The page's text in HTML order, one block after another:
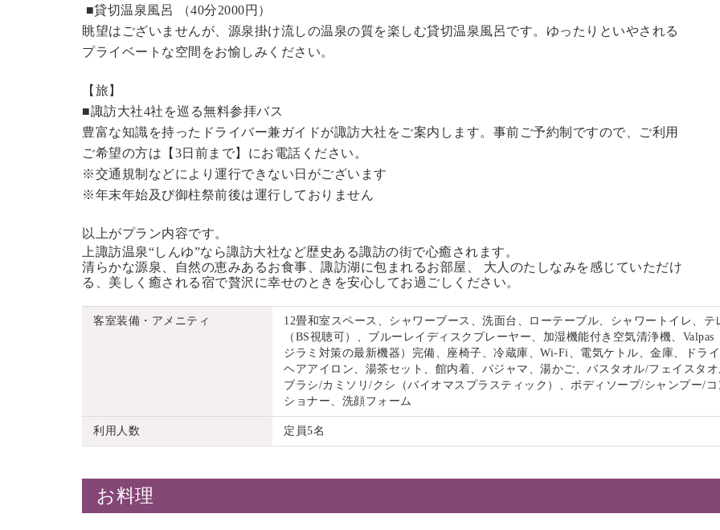
■貸切温泉風呂 （40分2000円）
眺望はございませんが、源泉掛け流しの温泉の質を楽しむ貸切温泉風呂です。ゆったりといやされる
プライベートな空間をお愉しみください。
【旅】
■諏訪大社4社を巡る無料参拝バス
豊富な知識を持ったドライバー兼ガイドが諏訪大社をご案内します。 事前ご予約制ですので、ご利用
ご希望の方は【3日前まで】にお電話ください。
※交通規制などにより運行できない日がございます
※年末年始及び御柱祭前後は運行しておりません
以上がプラン内容です。
上諏訪温泉“しんゆ”なら諏訪大社など歴史ある諏訪の街で心癒されます。
清らかな源泉、自然の恵みあるお食事、諏訪湖に包まれるお部屋、 大人のたしなみを感じていただけ
る、美しく癒される宿で贅沢に幸せのときを安心してお過ごしください。
客室装備・アメニティ
12畳和室スペース、シャワーブース、洗面台、ローテーブル、シャワートイレ、テ
（BS視聴可）、ブルーレイディスクプレーヤー、加湿機能付き空気清浄機、Valpas
ジラミ対策の最新機器）完備、座椅子、冷蔵庫、Wi-Fi、電気ケトル、金庫、ドライ
ヘアアイロン、湯茶セット、館内着、パジャマ、湯かご、バスタオル/フェイスタ
ブラシ/カミソリ/クシ（バイオマスプラスティック）、ボディソープ/シャンプー/コ
ショナー、洗顔フォーム
利用人数 定員5名
お料理